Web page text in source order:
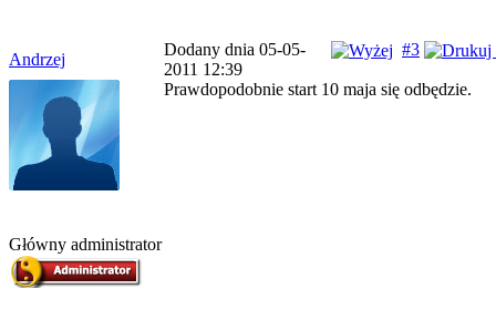
Andrzej
#3
Dodany dnia 05-05-
2011 12:39
Główny administrator
Prawdopodobnie start 10 maja się odbędzie.